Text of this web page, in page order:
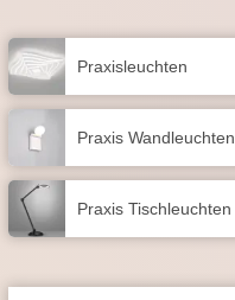
Praxisleuchten
Praxis Wandleuchten
Praxis Tischleuchten